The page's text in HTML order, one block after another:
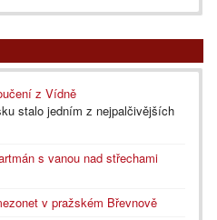
z Vídně
stalo jedním z nejpalčivějších
s vanou nad střechami
v pražském Břevnově